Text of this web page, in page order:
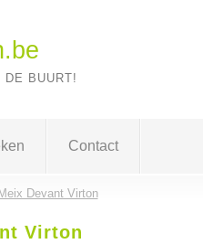
BUURT!
Contact
Meix Devant Virton
Virton